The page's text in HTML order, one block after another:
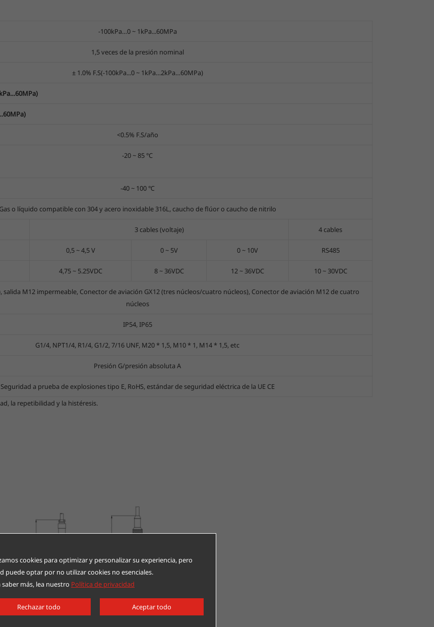
-100kPa…0 ~ 1kPa...60MPa
1,5 veces de la presión nominal
± 1.0% F.S(-100kPa...0 ~ 1kPa…2kPa…60MPa)
<0.5% F.S/año
-20 ~ 85 °C
-40 ~ 100 ℃
Gas o líquido compatible con 304 y acero inoxidable 316L, caucho de flúor o caucho de nitrilo
3 cables (voltaje) 4 cables
0,5 ~ 4,5 V 0 ~ 5V 0 ~ 10V RS485
4,75 ~ 5.25VDC 8 ~ 36VDC 12 ~ 36VDC 10 ~ 30VDC
salida M12 impermeable, Conector de aviación GX12 (tres núcleos/cuatro núcleos), Conector de aviación M12 de cuatro
núcleos
IP54, IP65
G1/4, NPT1/4, R1/4, G1/2, 7/16 UNF, M20 * 1,5, M10 * 1, M14 * 1,5, etc
Presión G/presión absoluta A
Seguridad a prueba de explosiones tipo E, RoHS, estándar de seguridad eléctrica de la UE CE
la repetibilidad y la histéresis.
cookies para optimizar y personalizar su experiencia, pero
puede optar por no utilizar cookies no esenciales.
saber más, lea nuestro Política de privacidad
Rechazar todo Aceptar todo